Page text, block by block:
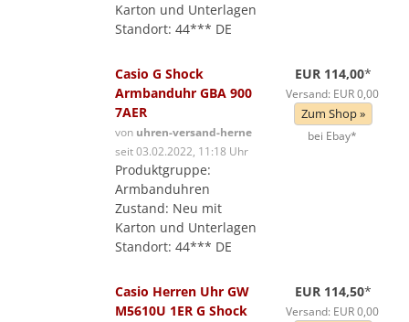
Karton und Unterlagen
Standort: 44*** DE
Casio G Shock
Armbanduhr GBA 900
7AER
von uhren-versand-herne
seit 03.02.2022, 11:18 Uhr
Produktgruppe:
Armbanduhren
Zustand: Neu mit
Karton und Unterlagen
Standort: 44*** DE
EUR 114,00*
Versand: EUR 0,00
Zum Shop »
bei Ebay*
Casio Herren Uhr GW
M5610U 1ER G Shock
EUR 114,50*
Versand: EUR 0,00